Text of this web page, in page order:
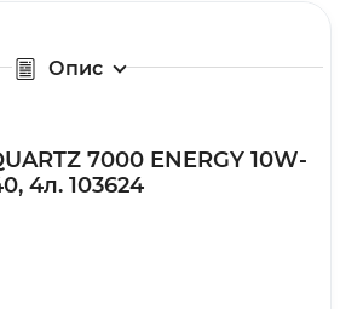
Опис
7000 ENERGY 10W-
4л. 103624